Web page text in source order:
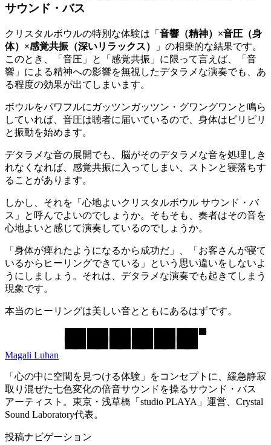
サウンド・バス
クリスタルボウルの特別な体験は「 音響（精神）×音圧（身
体）×感覚共振（深いリラックス）
」の相乗的な結果です。
このとき、「音圧」と「感覚共振」に限って言えば、「音
響」による精神への影響を無視したデタラメな演奏でも、あ
る程度の効果が出てしまいます。
ボウルをパワフルにガッツンガッツン・グワングワンと鳴ら
していれば、音圧は聴者に届いているので、身体はピリピリ
と振動を始めます。
デタラメな音の展開でも、脳がそのデタラメな音を処理しき
れなくなれば、感覚共振に入ってしまい、ストンと寝落ちす
ることがあります。
しかし、それを「心地よいクリスタルボウル サウンド・バ
ス」と呼んでよいのでしょうか。そもそも、奏者はその音を
心地よいと感じて演奏しているのでしょうか。
「身体が痺れたようになるから成功だ」、「お客さんが寝て
いるからヒーリングできている」という思い違いをしないよ
うにしましょう。それは、デタラメな演奏でも起きてしまう
現象です。
本当のヒーリングは美しい音とともにあるはずです。
Magali Luhan
「心の中に空間を見つける体験」をコンセプトに、緩急静寂
取り混ぜた七色変化の倍音サウンドを操るサウンド・バス
アーティスト。東京・浅草橋「studio PLAYA」運営、Crystal
Sound Laboratory代表。
投稿ナビゲーション